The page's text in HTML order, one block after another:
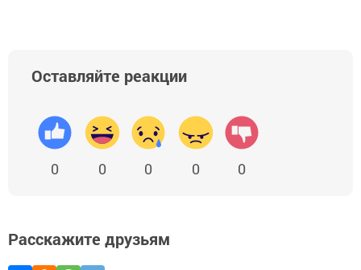
Оставляйте реакции
0 0 0 0 0
Расскажите друзьям